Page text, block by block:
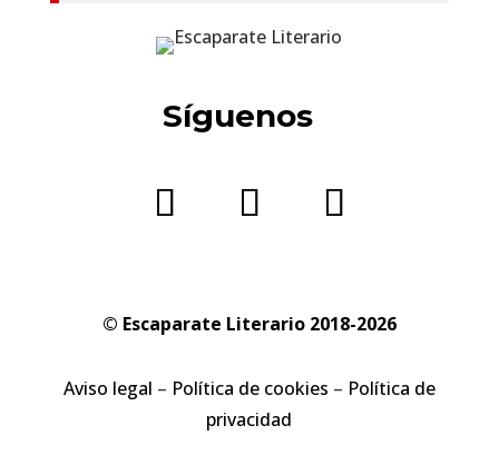
Síguenos
© Escaparate Literario 2018-2026
Aviso legal – Política de cookies – Política de
privacidad